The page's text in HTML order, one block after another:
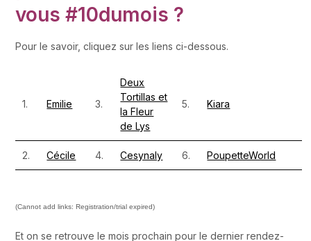
vous #10dumois ?
Pour le savoir, cliquez sur les liens ci-dessous.
1. Emilie 3.
Deux
Tortillas et
la Fleur
de Lys
5. Kiara
2. Cécile 4. Cesynaly 6. PoupetteWorld
(Cannot add links: Registration/trial expired)
Et on se retrouve le mois prochain pour le dernier rendez-